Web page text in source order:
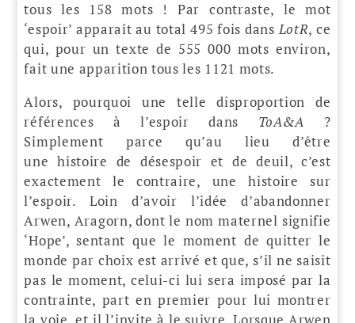
tous les 158 mots ! Par contraste, le mot
‘espoir’ apparaît au total 495 fois dansLotR, ce
qui, pour un texte de 555 000 mots environ,
fait une apparition tous les 1121 mots.
Alors, pourquoi une telle disproportion de
références à l’espoir dans ToA&A ?
Simplement parce qu’au lieu d’être
une histoire de désespoir et de deuil, c’est
exactement le contraire, une histoire sur
l’espoir. Loin d’avoir l’idée d’abandonner
Arwen, Aragorn, dont le nom maternel signifie
‘Hope’, sentant que le moment de quitter le
monde par choix est arrivé et que, s’il ne saisit
pas le moment, celui-ci lui sera imposé par la
contrainte, part en premier pour lui montrer
la voie, et il l’invite à le suivre. Lorsque Arwen